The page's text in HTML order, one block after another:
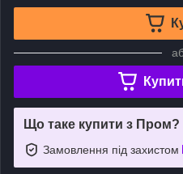
Що таке купити з Пром?
Замовлення під захистом